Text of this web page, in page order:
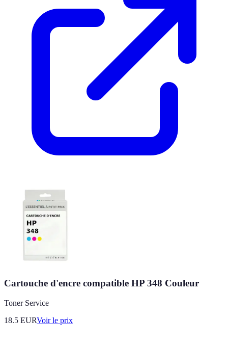
Cartouche d'encre compatible HP 348 Couleur
Toner Service
18.5 EURVoir le prix